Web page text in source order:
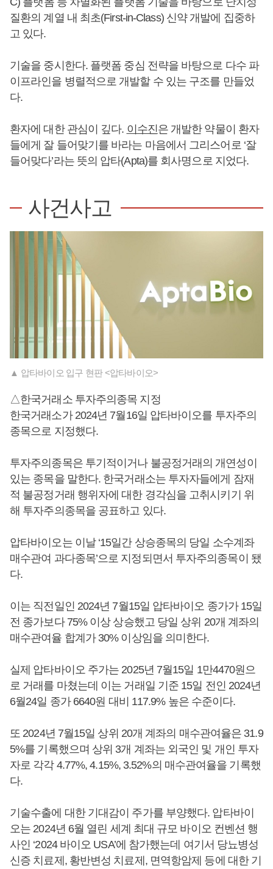
질환의 계열 내 최초(First-in-Class) 신약 개발에 집중하
고 있다.
기술을 중시한다. 플랫폼 중심 전략을 바탕으로 다수 파
이프라인을 병렬적으로 개발할 수 있는 구조를 만들었
다.
환자에 대한 관심이 깊다. 이수진은 개발한 약물이 환자
들에게 잘 들어맞기를 바라는 마음에서 그리스어로 ‘잘
들어맞다’라는 뜻의 압타(Apta)를 회사명으로 지었다.
사건사고
▲ 압타바이오 입구 현판 <압타바이오>
△한국거래소 투자주의종목 지정
한국거래소가 2024년 7월16일 압타바이오를 투자주의
종목으로 지정했다.
투자주의종목은 투기적이거나 불공정거래의 개연성이
있는 종목을 말한다. 한국거래소는 투자자들에게 잠재
적 불공정거래 행위자에 대한 경각심을 고취시키기 위
해 투자주의종목을 공표하고 있다.
압타바이오는 이날 ‘15일간 상승종목의 당일 소수계좌
매수관여 과다종목’으로 지정되면서 투자주의종목이 됐
다.
이는 직전일인 2024년 7월15일 압타바이오 종가가 15일
전 종가보다 75% 이상 상승했고 당일 상위 20개 계좌의
매수관여율 합계가 30% 이상임을 의미한다.
실제 압타바이오 주가는 2025년 7월15일 1만4470원으
로 거래를 마쳤는데 이는 거래일 기준 15일 전인 2024년
6월24일 종가 6640원 대비 117.9% 높은 수준이다.
또 2024년 7월15일 상위 20개 계좌의 매수관여율은 31.9
5%를 기록했으며 상위 3개 계좌는 외국인 및 개인 투자
자로 각각 4.77%, 4.15%, 3.52%의 매수관여율을 기록했
다.
기술수출에 대한 기대감이 주가를 부양했다. 압타바이
오는 2024년 6월 열린 세계 최대 규모 바이오 컨벤션 행
사인 ‘2024 바이오 USA’에 참가했는데 여기서 당뇨병성
신증 치료제, 황반변성 치료제, 면역항암제 등에 대한 기